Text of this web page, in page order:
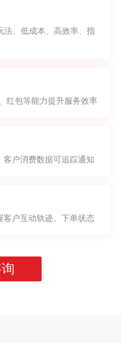
法、低成本、高效率、指
红包等能力提升服务效率
户消费数据可追踪通知
客户互动轨迹、下单状态